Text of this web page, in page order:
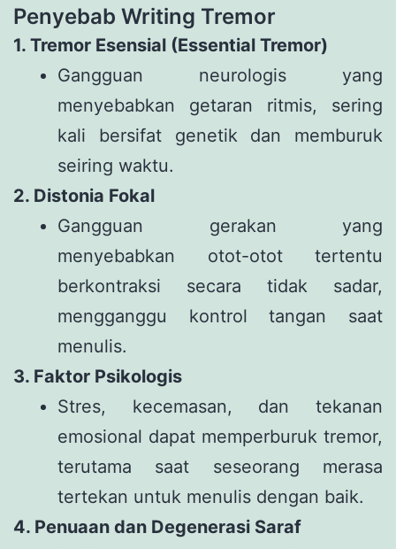
Penyebab Writing Tremor
1. Tremor Esensial (Essential Tremor)
Gangguan neurologis yang
menyebabkan getaran ritmis, sering
kali bersifat genetik dan memburuk
seiring waktu.
2. Distonia Fokal
Gangguan gerakan yang
menyebabkan otot-otot tertentu
berkontraksi secara tidak sadar,
mengganggu kontrol tangan saat
menulis.
3. Faktor Psikologis
Stres, kecemasan, dan tekanan
emosional dapat memperburuk tremor,
terutama saat seseorang merasa
tertekan untuk menulis dengan baik.
4. Penuaan dan Degenerasi Saraf